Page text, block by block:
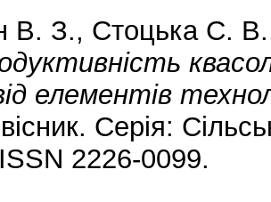
В. З., Стоцька С. В.
елементів
Серія:
2226-0099.